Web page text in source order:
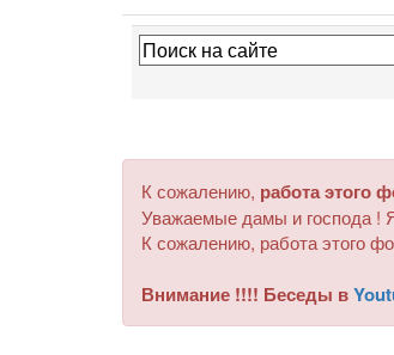
К сожалению, работа этого
Уважаемые дамы и господа !
К сожалению, работа этого
Внимание !!!! Беседы в